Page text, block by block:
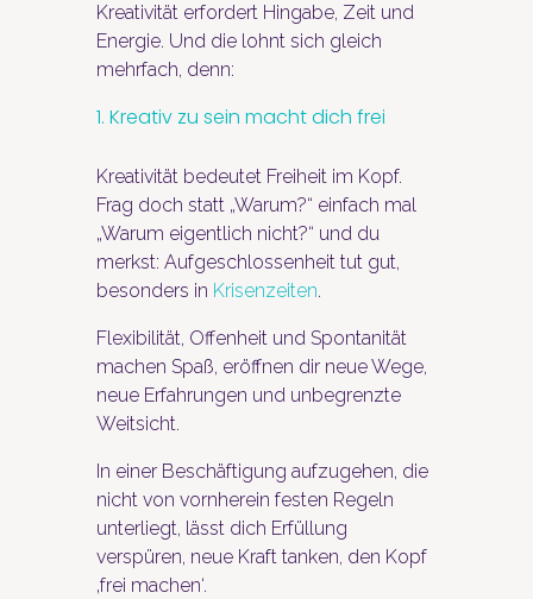
Kreativität erfordert Hingabe, Zeit und
Energie. Und die lohnt sich gleich
mehrfach, denn:
1. Kreativ zu sein macht dich frei
Kreativität bedeutet Freiheit im Kopf.
Frag doch statt „Warum?“ einfach mal
„Warum eigentlich nicht?“ und du
merkst: Aufgeschlossenheit tut gut,
besonders in Krisenzeiten.
Flexibilität, Offenheit und Spontanität
machen Spaß, eröffnen dir neue Wege,
neue Erfahrungen und unbegrenzte
Weitsicht.
In einer Beschäftigung aufzugehen, die
nicht von vornherein festen Regeln
unterliegt, lässt dich Erfüllung
verspüren, neue Kraft tanken, den Kopf
‚frei machen‘.